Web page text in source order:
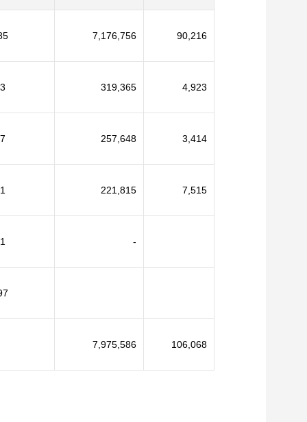
7,176,756 90,216
3 319,365 4,923
7 257,648 3,414
1 221,815 7,515
1 -
7,975,586 106,068